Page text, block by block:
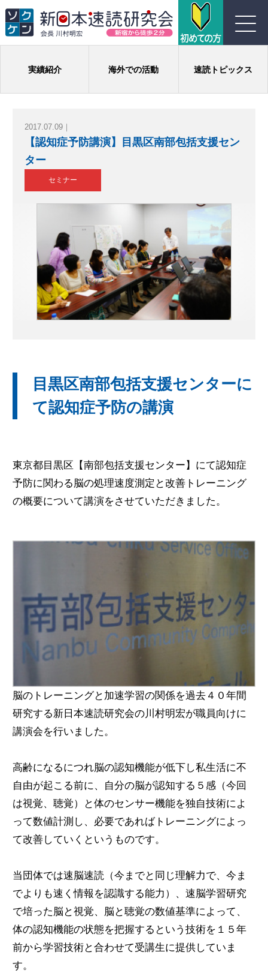
川村式ジョイント速読とは
コース紹介
受講生の声
よくある質問
お問い合わせ
無料体験のお申し込み
実績紹介 海外での活動 速読トピックス
2017.07.09｜
【認知症予防講演】目黒区南部包括支援セン
ター
セミナー
目黒区南部包括支援センターに
て認知症予防の講演
東京都目黒区【南部包括支援センター】にて認知症
予防に関わる脳の処理速度測定と改善トレーニング
の概要について講演をさせていただきました。
脳のトレーニングと加速学習の関係を過去４０年間
研究する新日本速読研究会の川村明宏が職員向けに
講演会を行いました。
高齢になるにつれ脳の認知機能が低下し私生活に不
自由が起こる前に、自分の脳が認知する５感（今回
は視覚、聴覚）と体のセンサー機能を独自技術によ
って数値計測し、必要であればトレーニングによっ
て改善していくというものです。
当団体では速脳速読（今までと同じ理解力で、今ま
でよりも速く情報を認識する能力）、速脳学習研究
で培った脳と視覚、脳と聴覚の数値基準によって、
体の認知機能の状態を把握するという技術を１５年
前から学習技術と合わせて受講生に提供していま
す。